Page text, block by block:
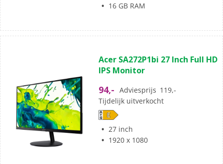
16 GB RAM
van
de
sterren.
Acer SA272P1bi 27 Inch Full HD
IPS Monitor
94,- Adviesprijs 119,-
Tijdelijk uitverkocht
27 inch
1920 x 1080